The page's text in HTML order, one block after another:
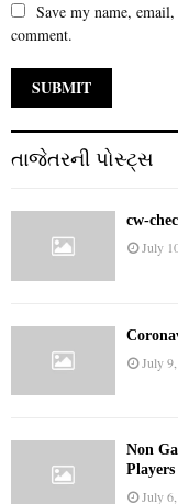
Save my name,
comment.
તાજેતરની પોસ્ટ્સ
cw-
July
July
Non
Players
July